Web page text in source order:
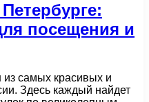
посещения и
самых красивых и
Здесь каждый найдет